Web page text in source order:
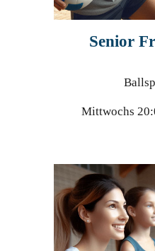
Senior
Mittwochs